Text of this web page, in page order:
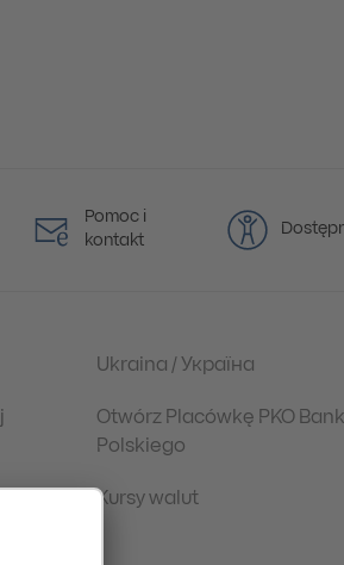
Pomoc i
kontakt
Ukraina / Україна
Otwórz Placówkę PKO
Polskiego
Kursy walut